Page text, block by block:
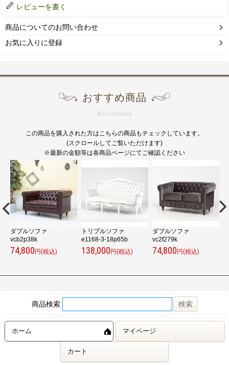
レビューを書く
商品についてのお問い合わせ
お気に入りに登録
おすすめ商品
Recommend
この商品を購入された方はこちらの商品もチェックしています。
(スクロールしてご覧いただけます)
※最新の金額等は各商品ページにてご確認ください
ダブルソファ
vcb2p38k
74,800円(税込)
トリプルソファ
e1168-3-18p65b
138,000円(税込)
ダブルソファ
vc2f279k
74,800円(税込)
商品検索
ホーム マイページ
カート